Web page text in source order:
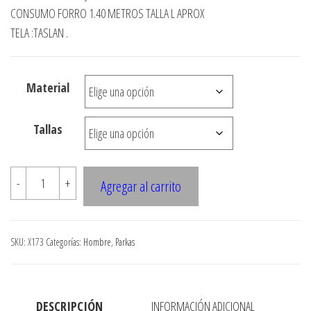
desde
$7.990
CONSUMO FORRO 1.40 METROS TALLA L APROX
TELA :TASLAN .
Material
Tallas
-
X173
CORTAVIENTO
+ Agregar al carrito
SKU: X173 Categorías: Hombre, Parkas
DESCRIPCIÓN INFORMACIÓN ADICIONAL